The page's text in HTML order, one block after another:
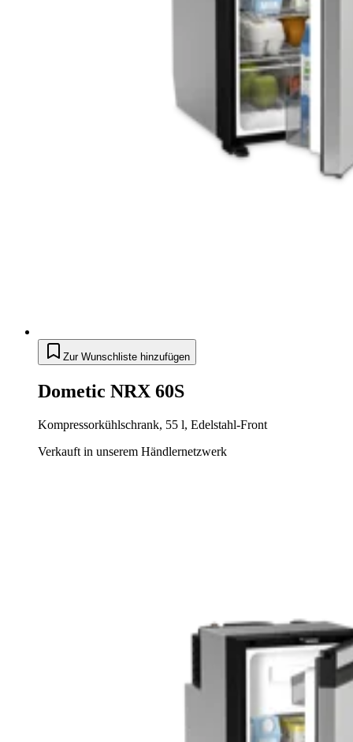
Zur Wunschliste hinzufügen
Dometic NRX 60S
Kompressorkühlschrank, 55 l, Edelstahl-Front
Verkauft in unserem Händlernetzwerk